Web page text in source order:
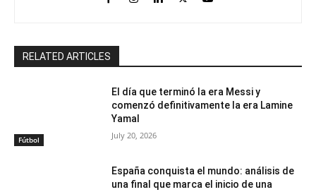
RELATED ARTICLES
Fútbol
El día que terminó la era Messi y
comenzó definitivamente la era Lamine
Yamal
July 20, 2026
España conquista el mundo: análisis de
una final que marca el inicio de una